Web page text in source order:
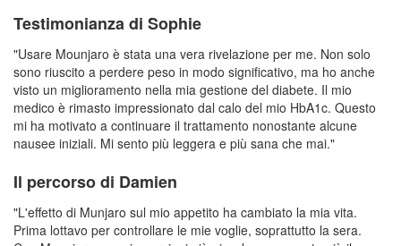
Testimonianza di Sophie
"Usare Mounjaro è stata una vera rivelazione per me. Non solo
sono riuscito a perdere peso in modo significativo, ma ho anche
visto un miglioramento nella mia gestione del diabete. Il mio
medico è rimasto impressionato dal calo del mio HbA1c. Questo
mi ha motivato a continuare il trattamento nonostante alcune
nausee iniziali. Mi sento più leggera e più sana che mai."
Il percorso di Damien
"L'effetto di Munjaro sul mio appetito ha cambiato la mia vita.
Prima lottavo per controllare le mie voglie, soprattutto la sera.